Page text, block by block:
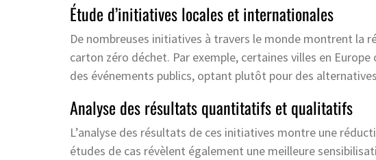
Étude d’initiatives locales et internationales
De nombreuses initiatives à travers le monde montrent la
carton zéro déchet. Par exemple, certaines villes en
des événements publics, optant plutôt pour des
Analyse des résultats quantitatifs et qualitatifs
L’analyse des résultats de ces initiatives montre une
études de cas révèlent également une meilleure